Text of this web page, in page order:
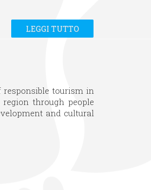
LEGGI TUTTO
responsible tourism in
through people
and cultural